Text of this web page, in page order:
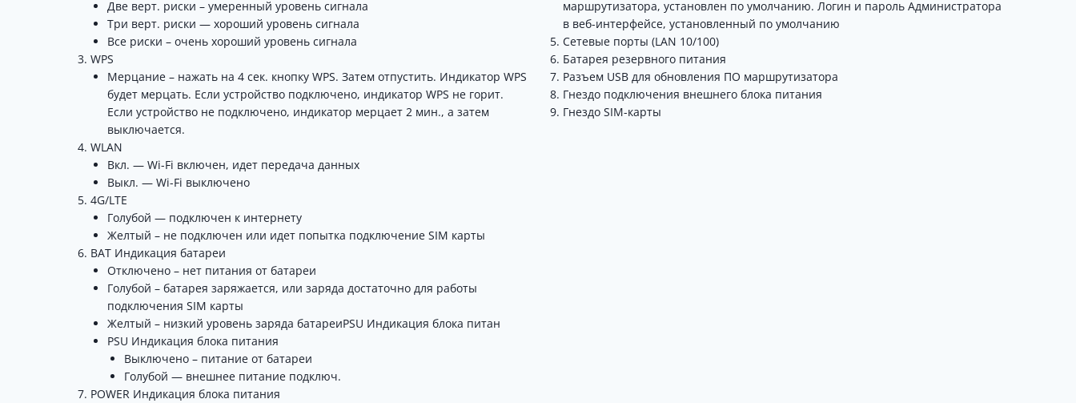
Две верт. риски – умеренный уровень сигнала
Три верт. риски — хороший уровень сигнала
Все риски – очень хороший уровень сигнала
WPS
Мерцание – нажать на 4 сек. кнопку WPS. Затем отпустить. Индикатор WPS
будет мерцать. Если устройство подключено, индикатор WPS не горит.
Если устройство не подключено, индикатор мерцает 2 мин., а затем
выключается.
WLAN
Вкл. — Wi-Fi включен, идет передача данных
Выкл. — Wi-Fi выключено
4G/LTE
Голубой — подключен к интернету
Желтый – не подключен или идет попытка подключение SIM карты
BAT Индикация батареи
Отключено – нет питания от батареи
Голубой – батарея заряжается, или заряда достаточно для работы
подключения SIM карты
Желтый – низкий уровень заряда батареиPSU Индикация блока питан
PSU Индикация блока питания
Выключено – питание от батареи
Голубой — внешнее питание подключ.
POWER Индикация блока питания
маршрутизатора, установлен по умолчанию. Логин и пароль Администратора
в веб-интерфейсе, установленный по умолчанию
Сетевые порты (LAN 10/100)
Батарея резервного питания
Разъем USB для обновления ПО маршрутизатора
Гнездо подключения внешнего блока питания
Гнездо SIM-карты